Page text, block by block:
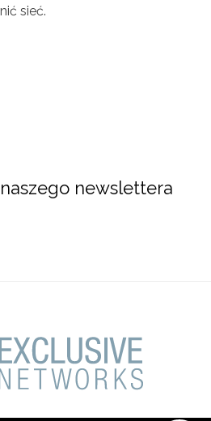
sieć.
newslettera